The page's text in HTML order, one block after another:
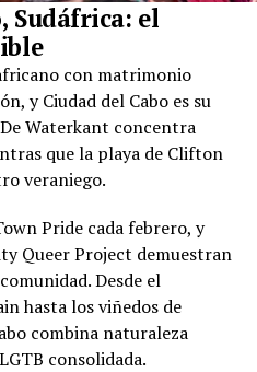
Sudáfrica: el
con matrimonio
y Ciudad del Cabo es su
Waterkant concentra
que la playa de Clifton
veraniego.
Pride cada febrero, y
Queer Project demuestran
Desde el
hasta los viñedos de
combina naturaleza
consolidada.